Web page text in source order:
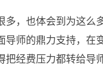
也体会到为这么
导师的鼎力支持，
把经费压力都转给